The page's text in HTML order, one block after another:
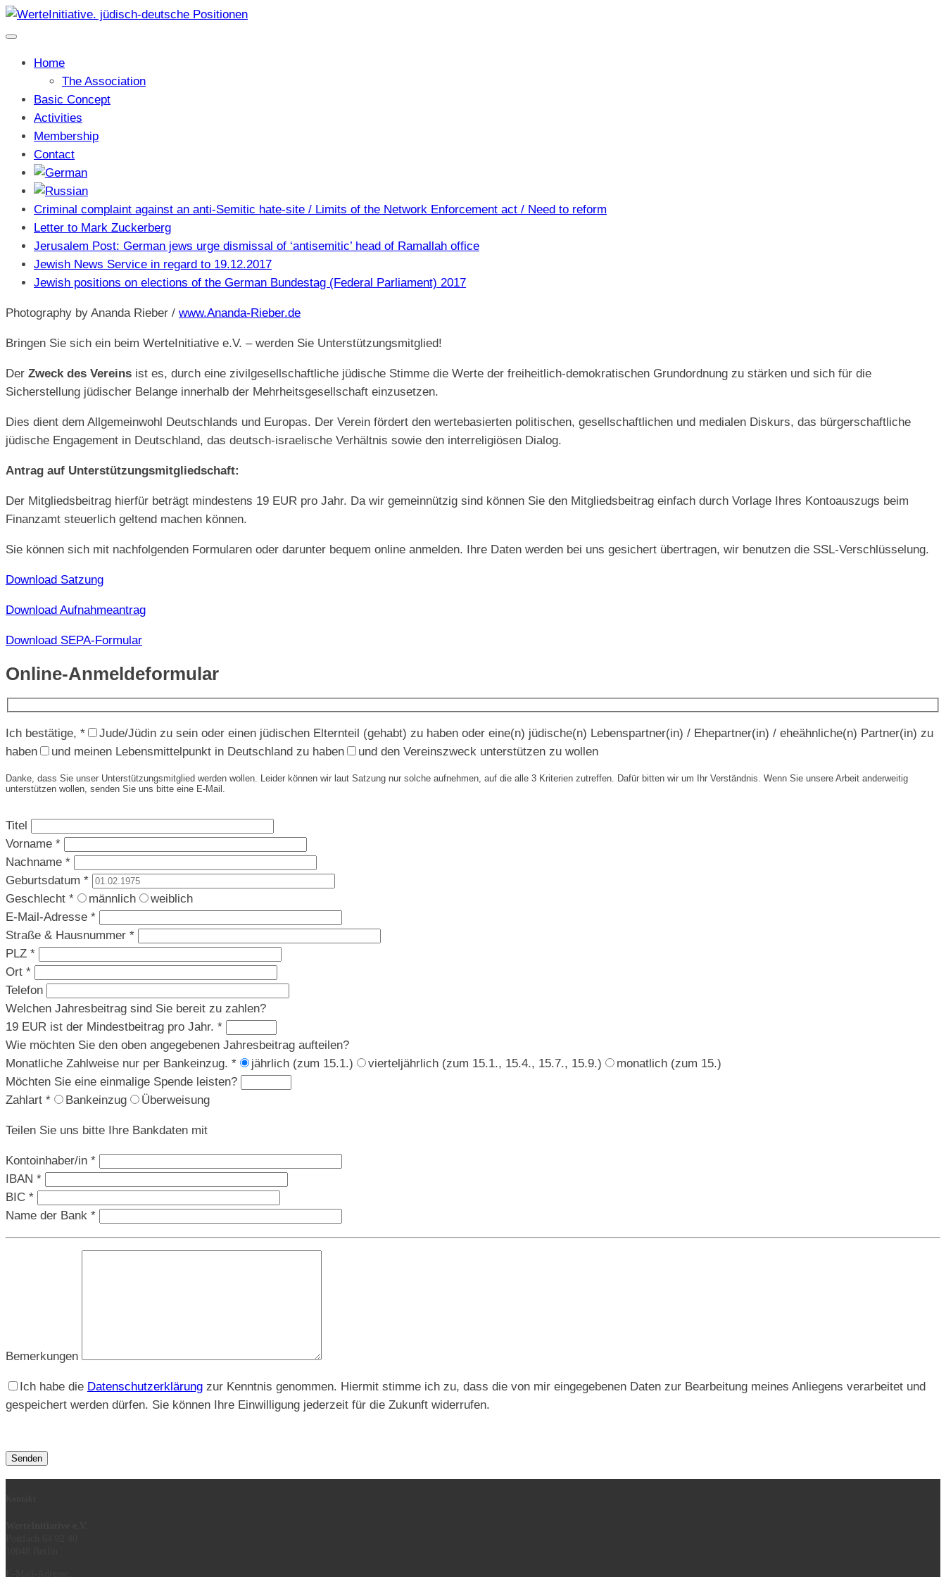
Home
The Association
Basic Concept
Activities
Membership
Contact
Criminal complaint against an anti-Semitic hate-site / Limits of the Network Enforcement act / Need to reform
Letter to Mark Zuckerberg
Jerusalem Post: German jews urge dismissal of ‘antisemitic’ head of Ramallah office
Jewish News Service in regard to 19.12.2017
Jewish positions on elections of the German Bundestag (Federal Parliament) 2017
Photography by Ananda Rieber / www.Ananda-Rieber.de
Bringen Sie sich ein beim WerteInitiative e.V. – werden Sie Unterstützungsmitglied!
Der Zweck des Vereins ist es, durch eine zivilgesellschaftliche jüdische Stimme die Werte der freiheitlich-demokratischen Grundordnung zu stärken und sich für die
Sicherstellung jüdischer Belange innerhalb der Mehrheitsgesellschaft einzusetzen.
Dies dient dem Allgemeinwohl Deutschlands und Europas. Der Verein fördert den wertebasierten politischen, gesellschaftlichen und medialen Diskurs, das bürgerschaftliche
jüdische Engagement in Deutschland, das deutsch-israelische Verhältnis sowie den interreligiösen Dialog.
Antrag auf Unterstützungsmitgliedschaft:
Der Mitgliedsbeitrag hierfür beträgt mindestens 19 EUR pro Jahr. Da wir gemeinnützig sind können Sie den Mitgliedsbeitrag einfach durch Vorlage Ihres Kontoauszugs beim
Finanzamt steuerlich geltend machen können.
Sie können sich mit nachfolgenden Formularen oder darunter bequem online anmelden. Ihre Daten werden bei uns gesichert übertragen, wir benutzen die SSL-Verschlüsselung.
Download Satzung
Download Aufnahmeantrag
Download SEPA-Formular
Online-Anmeldeformular
Ich bestätige, *
Jude/Jüdin zu sein oder einen jüdischen Elternteil (gehabt) zu haben oder eine(n) jüdische(n) Lebenspartner(in) / Ehepartner(in) / eheähnliche(n) Partner(in) zu
haben
und meinen Lebensmittelpunkt in Deutschland zu haben und den Vereinszweck unterstützen zu wollen
Danke, dass Sie unser Unterstützungsmitglied werden wollen. Leider können wir laut Satzung nur solche aufnehmen, auf die alle 3 Kriterien zutreffen. Dafür bitten wir um Ihr Verständnis. Wenn Sie unsere Arbeit anderweitig
unterstützen wollen, senden Sie uns bitte eine E-Mail.
Titel
Vorname *
Nachname *
Geburtsdatum *
Geschlecht *
männlich
weiblich
E-Mail-Adresse *
Straße & Hausnummer *
PLZ *
Ort *
Telefon
Welchen Jahresbeitrag sind Sie bereit zu zahlen?
19 EUR ist der Mindestbeitrag pro Jahr. *
Wie möchten Sie den oben angegebenen Jahresbeitrag aufteilen?
Monatliche Zahlweise nur per Bankeinzug. *
jährlich (zum 15.1.) vierteljährlich (zum 15.1., 15.4., 15.7., 15.9.)
monatlich (zum 15.)
Möchten Sie eine einmalige Spende leisten?
Zahlart *
Bankeinzug Überweisung
Teilen Sie uns bitte Ihre Bankdaten mit
Kontoinhaber/in *
IBAN *
BIC *
Name der Bank *
Bemerkungen
Ich habe die Datenschutzerklärung zur Kenntnis genommen. Hiermit stimme ich zu, dass die von mir eingegebenen Daten zur Bearbeitung meines Anliegens verarbeitet und
gespeichert werden dürfen. Sie können Ihre Einwilligung jederzeit für die Zukunft widerrufen.